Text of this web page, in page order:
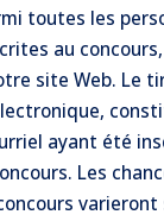
toutes les
au
site Web. Le
ayant été
Les
varieront